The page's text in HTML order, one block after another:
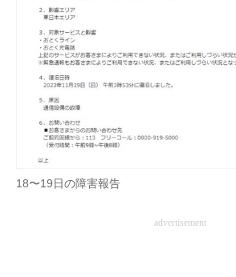
18〜19日の障害報告
advertisement